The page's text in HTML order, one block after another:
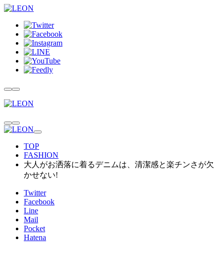
TOP
FASHION
大人がお洒落に着るデニムは、清潔感と楽チンさが欠
かせない!
Twitter
Facebook
Line
Mail
Pocket
Hatena